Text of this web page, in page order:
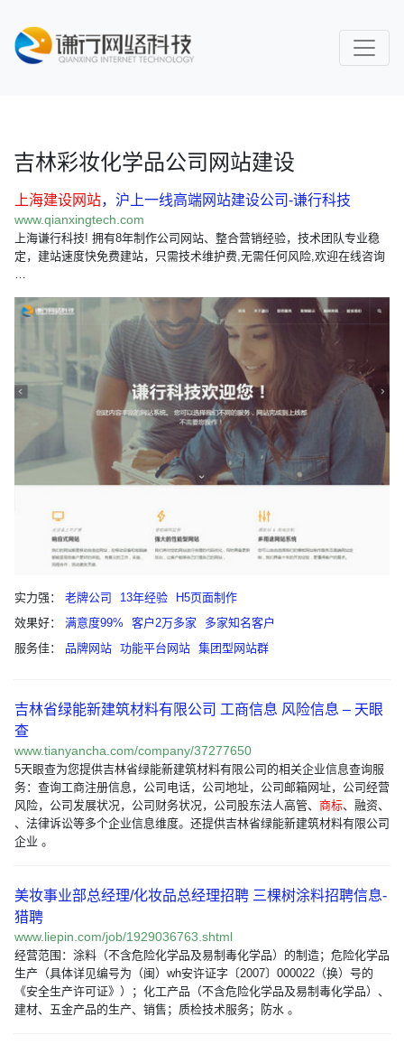
吉林彩妆化学品公司网站建设
上海建设网站，沪上一线高端网站建设公司-谦行科技
www.qianxingtech.com
上海谦行科技! 拥有8年制作公司网站、整合营销经验，技术团队专业稳
定，建站速度快免费建站，只需技术维护费,无需任何风险,欢迎在线咨询
…
实力强： 老牌公司 13年经验
H5页面制作
效果好：
满意度99% 客户2万多家
多家知名客户
服务佳：
品牌网站 功能平台网站 集团型网站群
吉林省绿能新建筑材料有限公司 工商信息 风险信息 – 天眼
查
www.tianyancha.com/company/37277650
5天眼查为您提供吉林省绿能新建筑材料有限公司的相关企业信息查询服
务：查询工商注册信息，公司电话，公司地址，公司邮箱网址，公司经营
风险，公司发展状况，公司财务状况，公司股东法人高管、 商标、融资、
、法律诉讼等多个企业信息维度。还提供吉林省绿能新建筑材料有限公司
企业 。
美妆事业部总经理/化妆品总经理招聘 三棵树涂料招聘信息-
猎聘
www.liepin.com/job/1929036763.shtml
经营范围：涂料（不含危险化学品及易制毒化学品）的制造；危险化学品
生产（具体详见编号为（闽）wh安许证字〔2007〕000022（换）号的
《安全生产许可证》）；化工产品（不含危险化学品及易制毒化学品）、
建材、五金产品的生产、销售；质检技术服务；防水 。